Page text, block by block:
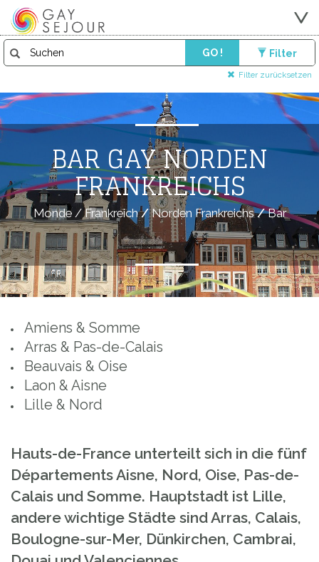
GO ! Filter
Filter zurücksetzen
BAR GAY NORDEN
FRANKREICHS
Monde/Frankreich/Norden Frankreichs/Bar
Amiens & Somme
Arras & Pas-de-Calais
Beauvais & Oise
Laon & Aisne
Lille & Nord
Hauts-de-France unterteilt sich in die fünf
Départements Aisne, Nord, Oise, Pas-de-
Calais und Somme. Hauptstadt ist Lille,
andere wichtige Städte sind Arras, Calais,
Boulogne-sur-Mer, Dünkirchen, Cambrai,